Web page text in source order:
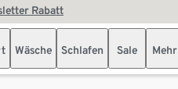
Rabatt
Wäsche Schlafen Sale Mehr